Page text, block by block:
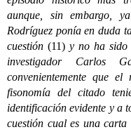
aunque, sin embargo,
Rodríguez ponía en duda
cuestión (11)y no ha sido
investigador Carlos
convenientemente que
fisonomía del citado
identificación evidente y a
cuestión cual es una